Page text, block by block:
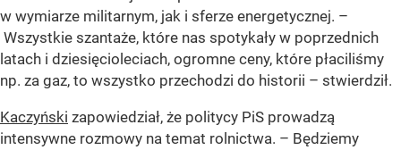
w wymiarze militarnym, jak i sferze energetycznej. –
Wszystkie szantaże, które nas spotykały w poprzednich
latach i dziesięcioleciach, ogromne ceny, które płaciliśmy
np. za gaz, to wszystko przechodzi do historii – stwierdził.
Kaczyński zapowiedział, że politycy PiS prowadzą
intensywne rozmowy na temat rolnictwa. – Będziemy